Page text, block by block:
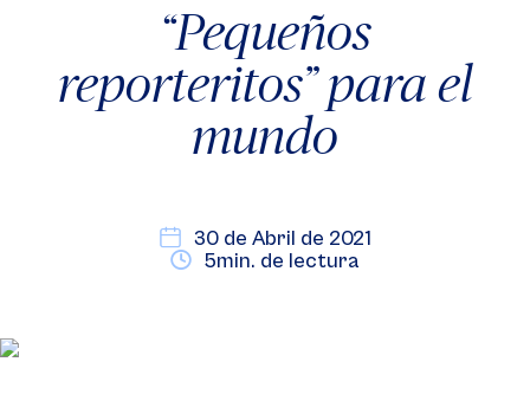
“Pequeños
reporteritos” para el
mundo
30 de Abril de 2021
5min. de lectura